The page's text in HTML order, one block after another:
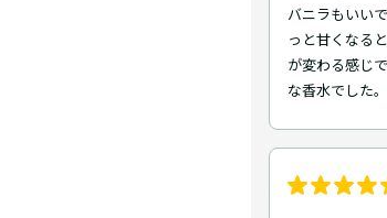
バニラもいい
っと甘くなる
が変わる感じ
な香水でした